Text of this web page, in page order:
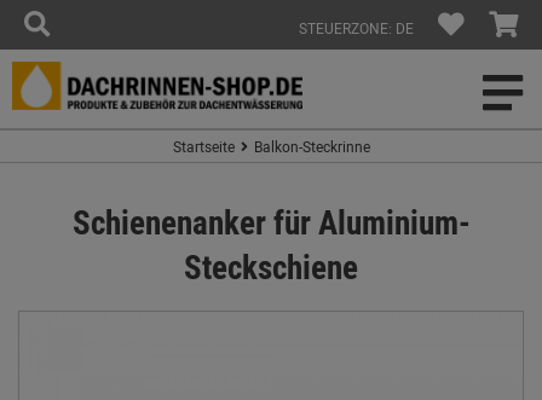
STEUERZONE: DE
Startseite Balkon-Steckrinne
Schienenanker für Aluminium-
Steckschiene